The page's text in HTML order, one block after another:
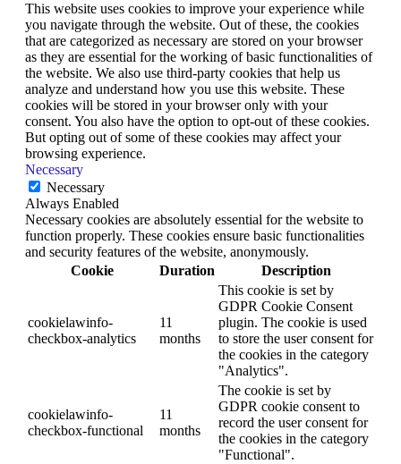
This website uses cookies to improve your experience while
you navigate through the website. Out of these, the cookies
that are categorized as necessary are stored on your browser
as they are essential for the working of basic functionalities of
the website. We also use third-party cookies that help us
analyze and understand how you use this website. These
cookies will be stored in your browser only with your
consent. You also have the option to opt-out of these cookies.
But opting out of some of these cookies may affect your
browsing experience.
Necessary
Necessary
Always Enabled
Necessary cookies are absolutely essential for the website to
function properly. These cookies ensure basic functionalities
and security features of the website, anonymously.
Cookie
Duration Description
cookielawinfo-
checkbox-analytics
11
months
This cookie is set by
GDPR Cookie Consent
plugin. The cookie is used
to store the user consent for
the cookies in the category
"Analytics".
cookielawinfo-
checkbox-functional
11
months
The cookie is set by
GDPR cookie consent to
record the user consent for
the cookies in the category
"Functional".